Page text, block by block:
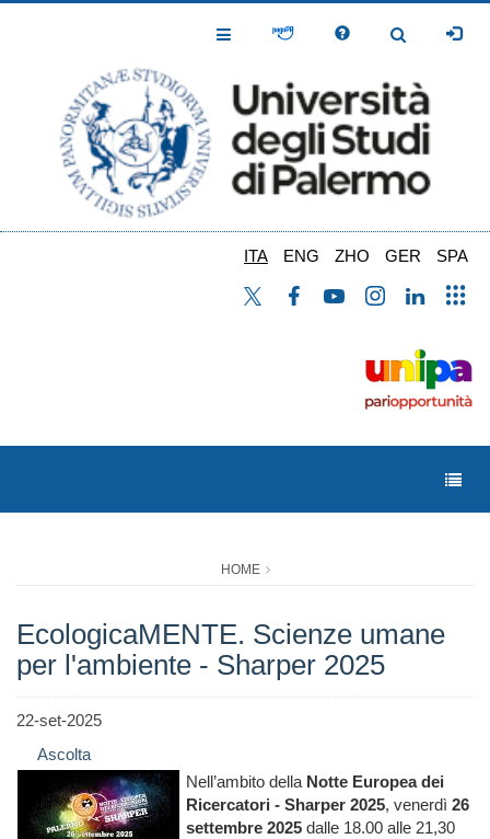
Toggle
Toggle
ITA ENG ZHO GER SPA
HOME
EcologicaMENTE. Scienze umane
per l'ambiente - Sharper 2025
22-set-2025
Ascolta
Nell’ambito della Notte Europea dei
Ricercatori - Sharper 2025, venerdì 26
settembre 2025 dalle 18.00 alle 21,30